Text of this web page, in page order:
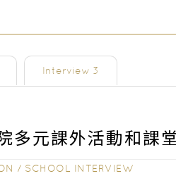
Interview 3
多元課外活動和課
/ SCHOOL INTERVIEW